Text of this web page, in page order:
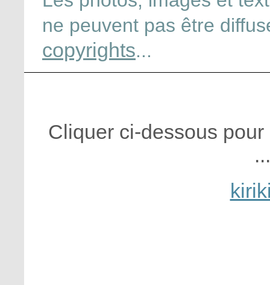
ne peuvent pas être
copyrights...
Cliquer ci-dessous
...